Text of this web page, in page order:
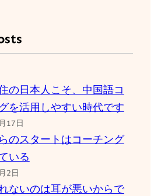
の日本人こそ、中国語コ
を活用しやすい時代です
17日
のスタートはコーチング
いる
2日
ないのは耳が悪いからで